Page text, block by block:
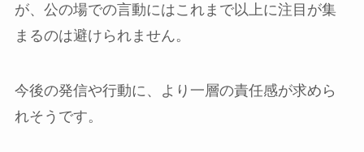
が、公の場での言動にはこれまで以上に注目が集
まるのは避けられません。
今後の発信や行動に、より一層の責任感が求めら
れそうです。